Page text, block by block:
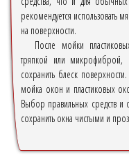
рекомендуется использовать
на поверхности.
После мойки
тряпкой или микрофиброй,
сохранить блеск
мойка окон и пластиковых
Выбор правильных средств
сохранить окна чистыми и